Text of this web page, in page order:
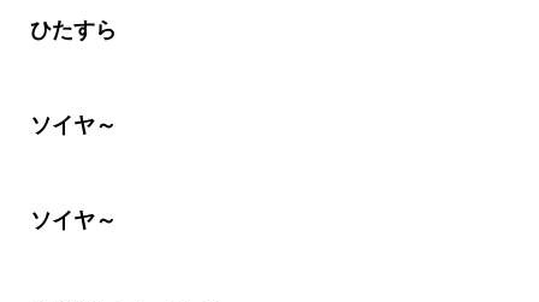
ひたすら
ソイヤ～
ソイヤ～